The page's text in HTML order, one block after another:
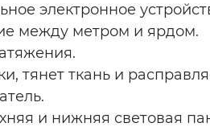
электронное
между метром и ярдом.
тянет ткань и
и нижняя световая